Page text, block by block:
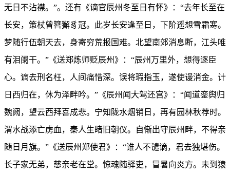
无日不沾襟。”。还有《谪官辰州冬至日有怀》：“去年长至在
长安，策杖曾簪獬豸冠。此岁长安逢至日，下阶遥想雪霜寒。
梦随行伍朝天去，身寄穷荒报国难。北望南郊消息断，江头唯
有泪阑干。”《送郑炼师贬辰州》：“辰州万里外，想得逐臣
心。谪去刑名枉，人间痛惜深。误将瑕指玉，遂使谩消金。计
日西归在，休为泽畔吟。”《辰州闻大驾还宫》：“闻道銮舆归
魏阙，望云西拜喜成悲。宁知陇水烟销日，再有园林秋荐时。
渭水战添亡虏血，秦人生睹旧朝仪。自惭出守辰州畔，不得亲
随日月旗。”《送辰州郑使君》：“谁人不谴谪，君去独堪伤。
长子家无弟，慈亲老在堂。惊魂随驿吏，冒暑向炎方。未到猿